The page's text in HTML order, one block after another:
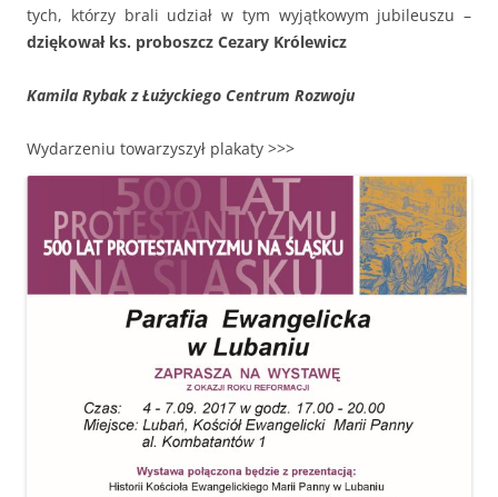
tych, którzy brali udział w tym wyjątkowym jubileuszu –
dziękował ks. proboszcz Cezary Królewicz
Kamila Rybak z Łużyckiego Centrum Rozwoju
Wydarzeniu towarzyszył plakaty >>>